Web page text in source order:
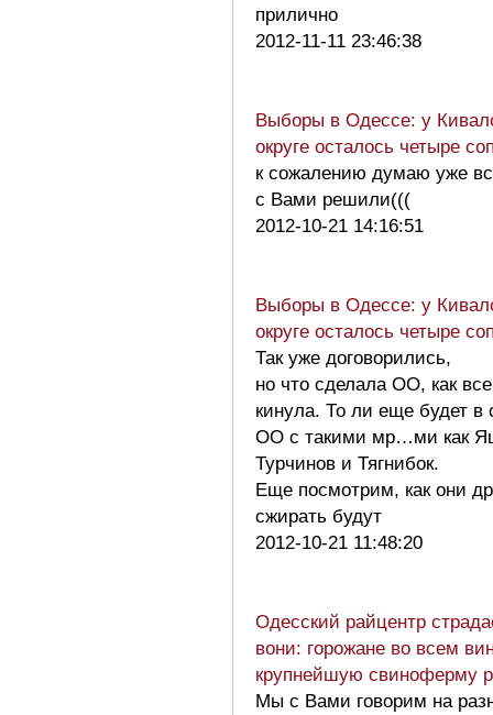
прилично
2012-11-11 23:46:38
Выборы в Одессе: у
округе осталось четыре
к сожалению думаю уже
с Вами решили(((
2012-10-21 14:16:51
Выборы в Одессе: у
округе осталось четыре
Так уже договорились,
но что сделала ОО, как
кинула. То ли еще будет в
ОО с такими мр…ми как
Турчинов и Тягнибок.
Еще посмотрим, как они
сжирать будут
2012-10-21 11:48:20
Одесский райцентр
вони: горожане во всем
крупнейшую свиноферму
Мы с Вами говорим на